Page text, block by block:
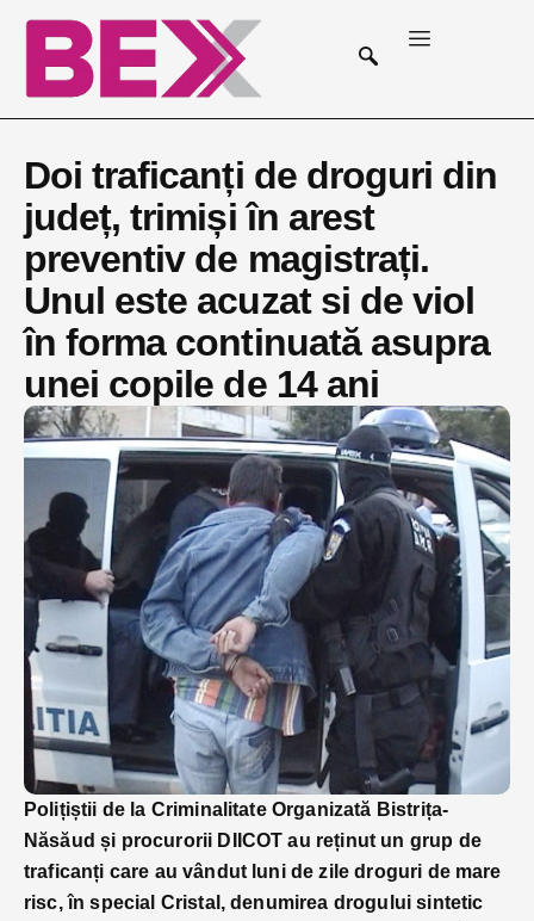
Doi traficanți de droguri din
județ, trimiși în arest
preventiv de magistrați.
Unul este acuzat si de viol
în forma continuată asupra
unei copile de 14 ani
Polițiștii de la Criminalitate Organizată Bistrița-
Năsăud și procurorii DIICOT au reținut un grup de
traficanți care au vândut luni de zile droguri de mare
risc, în special Cristal, denumirea drogului sintetic